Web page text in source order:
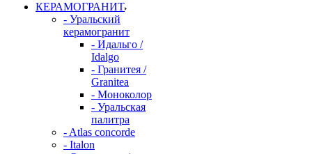
КЕРАМОГРАНИТ
- Уральский
керамогранит
- Идальго /
Idalgo
- Гранитея /
Granitea
- Моноколор
- Уральская
палитра
- Atlas concorde
- Italon